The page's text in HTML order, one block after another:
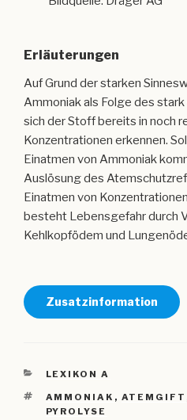
Erläuterungen
Auf Grund der starken
Ammoniak als Folge des
sich der Stoff bereits in noch
Konzentrationen erkennen.
Einatmen von Ammoniak
Auslösung des
Einatmen von
besteht Lebensgefahr durch
Kehlkopfödem und
Zusatzinformation
KATEGORIEN
LEXIKON A
SCHLAGWÖRTER
AMMONIAK , ATEMGIFT
PYROLYSE